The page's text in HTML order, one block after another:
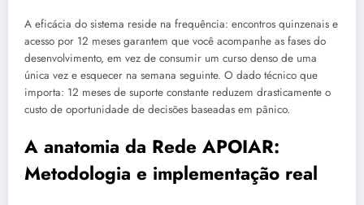
A eficácia do sistema reside na frequência: encontros quinzenais e
acesso por 12 meses garantem que você acompanhe as fases do
desenvolvimento, em vez de consumir um curso denso de uma
única vez e esquecer na semana seguinte. O dado técnico que
importa: 12 meses de suporte constante reduzem drasticamente o
custo de oportunidade de decisões baseadas em pânico.
A anatomia da Rede APOIAR:
Metodologia e implementação real